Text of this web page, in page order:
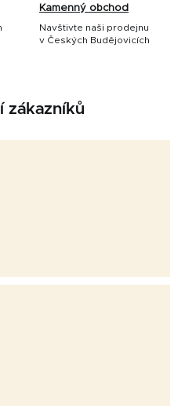
Kamenný obchod
Navštivte naši prodejnu
v Českých Budějovicích
zákazníků